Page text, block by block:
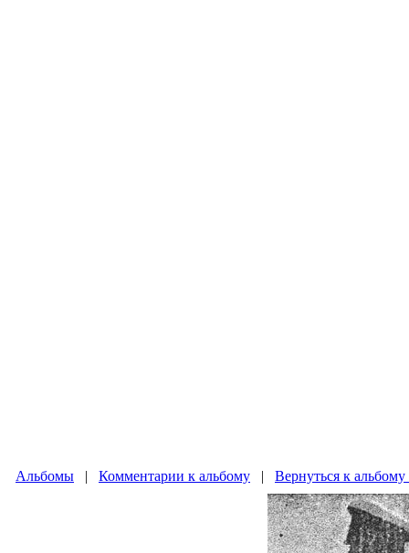
Альбомы | Комментарии к альбому | Вернуться к